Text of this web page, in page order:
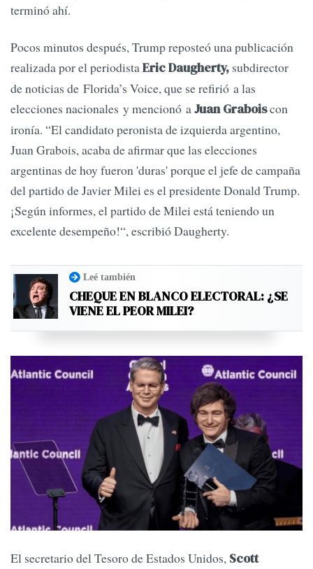
terminó ahí.
Pocos minutos después, Trump reposteó una publicación
realizada por el periodistaEric Daugherty, subdirector
de noticias de Florida’s Voice, que se refirió a las
elecciones nacionales y mencionó aJuan Graboiscon
ironía. “El candidato peronista de izquierda argentino,
Juan Grabois, acaba de afirmar que las elecciones
argentinas de hoy fueron 'duras' porque el jefe de campaña
del partido de Javier Milei es el presidente Donald Trump.
¡Según informes, el partido de Milei está teniendo un
excelente desempeño!“, escribió Daugherty.
Leé también
CHEQUE EN BLANCO ELECTORAL: ¿SE
VIENE EL PEOR MILEI?
El secretario del Tesoro de Estados Unidos, Scott